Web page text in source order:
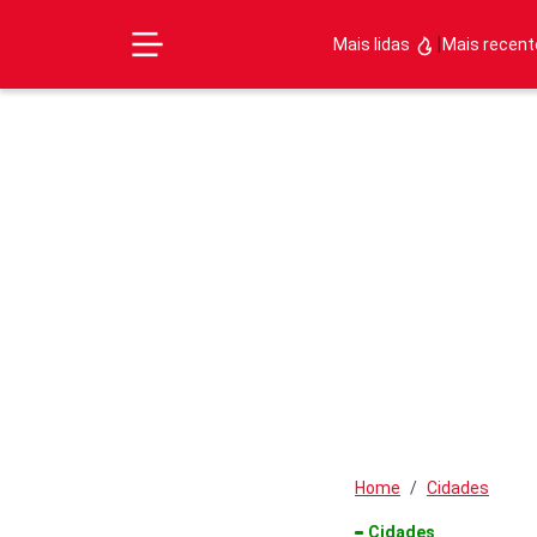
Mais lidas |Mais
Home Cidades
Cidades